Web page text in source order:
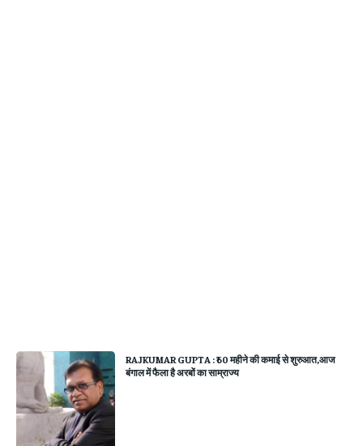
RAJKUMAR GUPTA : ₹60 महीने की कमाई से शुरुआत,आज
बंगाल में फैला है अरबों का साम्राज्य